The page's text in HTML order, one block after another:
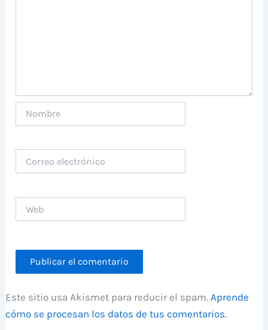
electrónico
Este sitio usa Akismet para reducir el spam.Aprende
cómo se procesan los datos de tus comentarios.